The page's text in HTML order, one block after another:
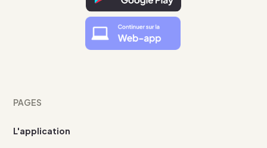
PAGES
L'application